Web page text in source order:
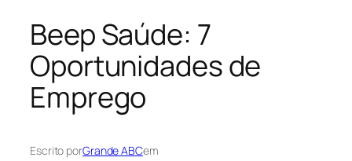
Beep Saúde: 7
Oportunidades de
Emprego
Escrito porGrande ABCem